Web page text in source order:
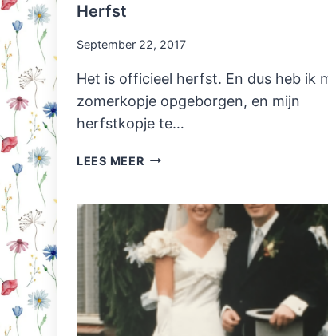
Herfst
September 22, 2017
Het is officieel herfst. En dus heb ik
zomerkopje opgeborgen, en mijn
herfstkopje te…
LEES MEERHERFST